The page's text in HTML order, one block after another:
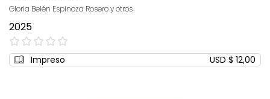
Gloria Belén Espinoza Rosero y otros
2025
0%
Impreso USD $ 12,00